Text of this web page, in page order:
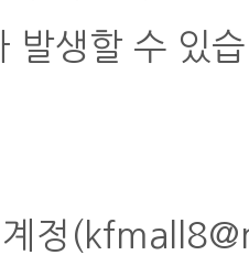
발생할 수 있
계정